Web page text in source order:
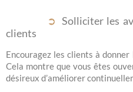
Solliciter les
clients
Encouragez les clients à
Cela montre que vous êtes
désireux d’améliorer